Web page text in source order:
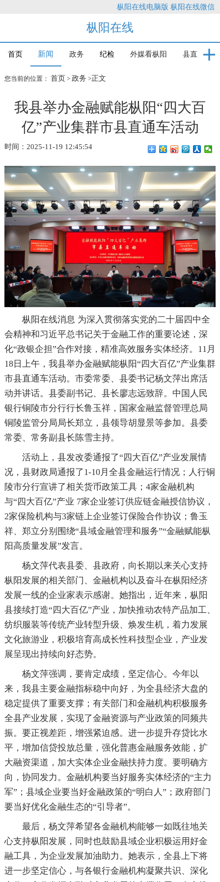
枞阳在线电脑版 枞阳在线微信
枞阳在线
首页 新闻 政务 纪检 外媒看枞阳 县直
您当前的位置： 首页 > 政务 >正文
我县举办金融赋能枞阳“四大百
亿”产业集群市县直通车活动
时间：2025-11-19 12:45:54
枞阳在线消息 为深入贯彻落实党的二十届四中全
会精神和习近平总书记关于金融工作的重要论述，深
化“政银企担”合作对接，精准高效服务实体经济。11月
18日上午，我县举办金融赋能枞阳“四大百亿”产业集群
市县直通车活动。市委常委、县委书记杨文萍出席活
动并讲话。县委副书记、县长廖志远致辞。中国人民
银行铜陵市分行行长鲁玉祥，国家金融监督管理总局
铜陵监管分局局长郑立，县领导胡显景等参加。县委
常委、常务副县长陈雪主持。
活动上，县发改委通报了“四大百亿”产业发展情
况，县财政局通报了1-10月全县金融运行情况；人行铜
陵市分行宣讲了相关货币政策工具；4家金融机构
与“四大百亿”产业 7家企业签订供应链金融授信协议，
2家保险机构与3家链上企业签订保险合作协议；鲁玉
祥、郑立分别围绕“县域金融管理和服务”“金融赋能枞
阳高质量发展”发言。
杨文萍代表县委、县政府，向长期以来关心支持
枞阳发展的相关部门、金融机构以及奋斗在枞阳经济
发展一线的企业家表示感谢。她指出，近年来，枞阳
县接续打造“四大百亿”产业，加快推动农特产品加工、
纺织服装等传统产业转型升级、焕发生机，着力发展
文化旅游业，积极培育高成长性科技型企业，产业发
展呈现出持续向好态势。
杨文萍强调，要肯定成绩，坚定信心。今年以
来，我县主要金融指标稳中向好，为全县经济大盘的
稳定提供了重要支撑；有关部门和金融机构积极服务
全县产业发展，实现了金融资源与产业政策的同频共
振。要正视差距，增强紧迫感。进一步提升存贷比水
平，增加信贷投放总量，强化普惠金融服务效能，扩
大融资渠道，加大实体企业金融扶持力度。要明确方
向，协同发力。金融机构要当好服务实体经济的“主力
军”；县域企业要当好金融政策的“明白人”；政府部门
要当好优化金融生态的“引导者”。
最后，杨文萍希望各金融机构能够一如既往地关
心支持枞阳发展，同时也鼓励县域企业积极运用好金
融工具，为企业发展加油助力。她表示，全县上下将
进一步坚定信心，与各银行金融机构凝聚共识、深化